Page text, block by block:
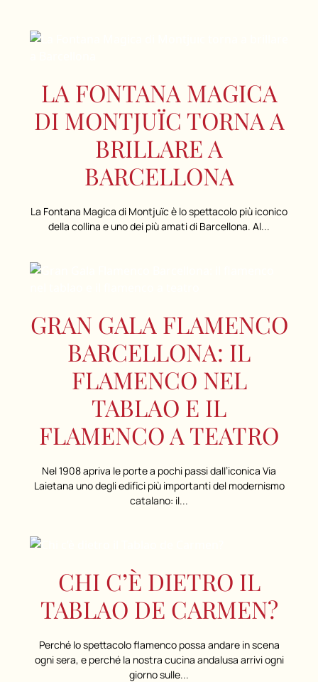
LA FONTANA MAGICA
DI MONTJUÏC TORNA A
BRILLARE A
BARCELLONA
La Fontana Magica di Montjuïc è lo spettacolo più iconico
della collina e uno dei più amati di Barcellona. Al...
GRAN GALA FLAMENCO
BARCELLONA: IL
FLAMENCO NEL
TABLAO E IL
FLAMENCO A TEATRO
Nel 1908 apriva le porte a pochi passi dall’iconica Via
Laietana uno degli edifici più importanti del modernismo
catalano: il...
CHI C’È DIETRO IL
TABLAO DE CARMEN?
Perché lo spettacolo flamenco possa andare in scena
ogni sera, e perché la nostra cucina andalusa arrivi ogni
giorno sulle...